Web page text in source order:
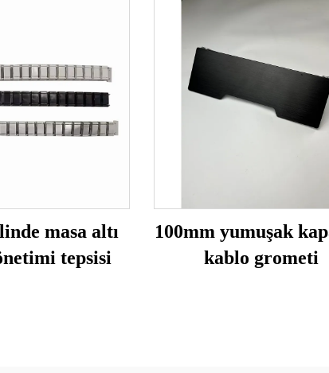
masa altı
tepsisi
100mm yumuşak
kablo grometi